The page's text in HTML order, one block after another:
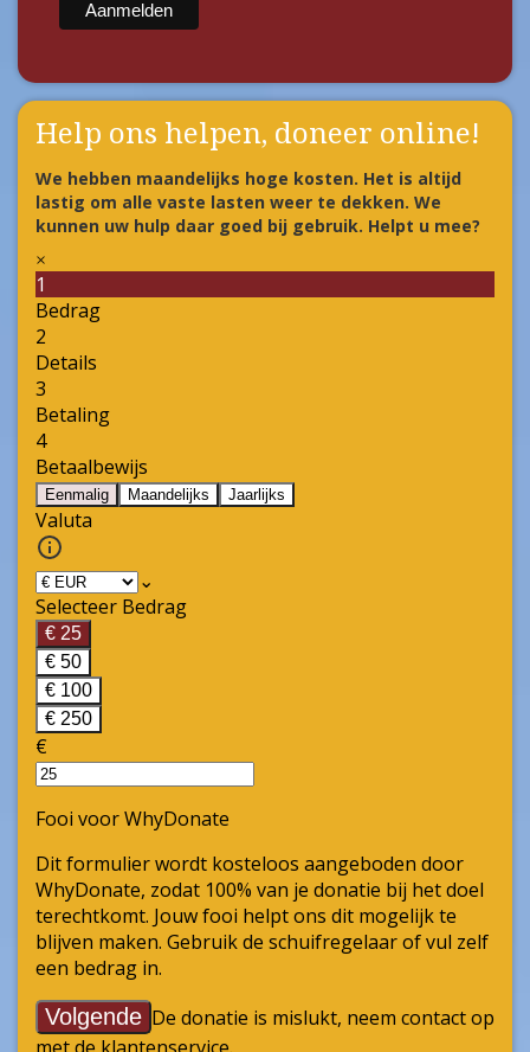
Help ons helpen, doneer online!
We hebben maandelijks hoge kosten. Het is altijd
lastig om alle vaste lasten weer te dekken. We
kunnen uw hulp daar goed bij gebruik. Helpt u mee?